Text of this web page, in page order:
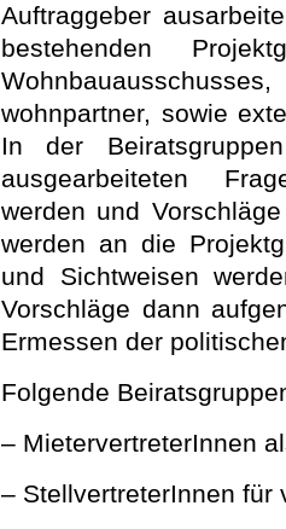
Auftraggeber
bestehenden
wohnpartner, sowie
In der
ausgearbeiteten
werden und
werden an die
und Sichtweisen
Vorschläge dann
Ermessen der
Folgende
– MietervertreterInnen
– StellvertreterInnen für